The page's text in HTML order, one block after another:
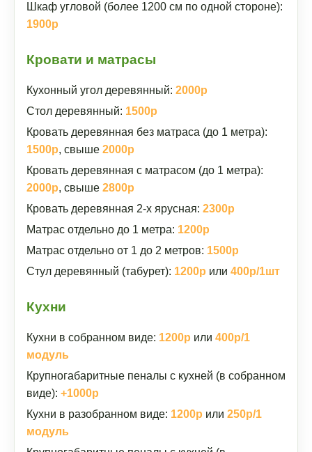
Шкаф угловой (более 1200 см по одной стороне):
1900р
Кровати и матрасы
Кухонный угол деревянный: 2000р
Стол деревянный: 1500р
Кровать деревянная без матраса (до 1 метра):
1500р, свыше 2000р
Кровать деревянная с матрасом (до 1 метра):
2000р, свыше 2800р
Кровать деревянная 2-х ярусная: 2300р
Матрас отдельно до 1 метра: 1200р
Матрас отдельно от 1 до 2 метров: 1500р
Стул деревянный (табурет): 1200р или 400р/1шт
Кухни
Кухни в собранном виде: 1200р или 400р/1
модуль
Крупногабаритные пеналы с кухней (в собранном
виде): +1000р
Кухни в разобранном виде: 1200р или 250р/1
модуль